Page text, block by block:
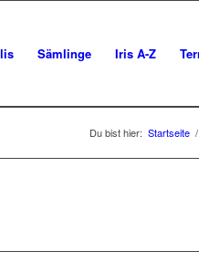
Sämlinge Iris A-Z
Du bist hier: Startseite /